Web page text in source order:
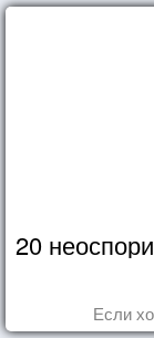
20
Если